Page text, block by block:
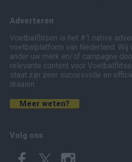
Adverteren
Voetbalflitsen is het #1 native
voetbalplatform van Nederland. Wij
ander uw merk en/of campagne
relevante content voor
staat zijn zeer succesvolle en
draaien.
Meer weten?
Volg ons